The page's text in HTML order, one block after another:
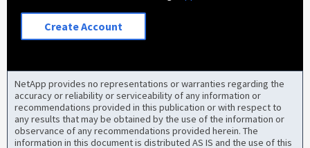
Create Account
NetApp provides no representations or warranties regarding the
accuracy or reliability or serviceability of any information or
recommendations provided in this publication or with respect to
any results that may be obtained by the use of the information or
observance of any recommendations provided herein. The
information in this document is distributed AS IS and the use of this